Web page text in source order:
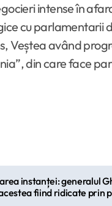
intense în
cu parlamentarii
Veștea având
din care face
instanței: generalul
fiind ridicate prin